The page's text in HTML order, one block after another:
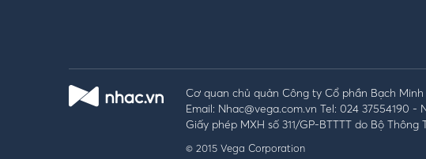
Cơ quan chủ quản Công ty Cổ phần Bạch
Email: Nhac@vega.com.vn Tel: 024 37554190
Giấy phép MXH số 311/GP-BTTTT do Bộ
© 2015 Vega Corporation